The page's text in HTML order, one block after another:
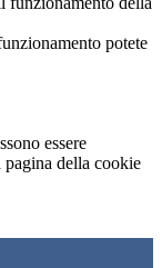
potete
essere
della cookie